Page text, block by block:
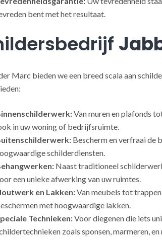
bent met het resultaat.
Marc bieden we een breed scala aan
Van muren en plafonds
in uw woning of bedrijfsruimte.
Bescherm en verfraai de
schilderdiensten.
Naast traditioneel
een unieke afwerking van uw ruimtes.
en Lakken:Van meubels tot
met hoogwaardige lakken.
Technieken:Voor diegenen die iets
zoals sponsen, marmeren, en